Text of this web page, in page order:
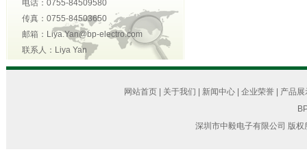
电话：0755-84509580
传真：0755-84503650
邮箱：Liya.Yan@bp-electro.com
联系人：Liya Yan
网站首页 关于我们 新闻中心 企业荣誉
产品展
深圳市中毅电子有限公司 版